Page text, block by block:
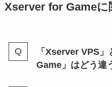
Xserver for Gameに
「Xserver VPS
Game」はどう違